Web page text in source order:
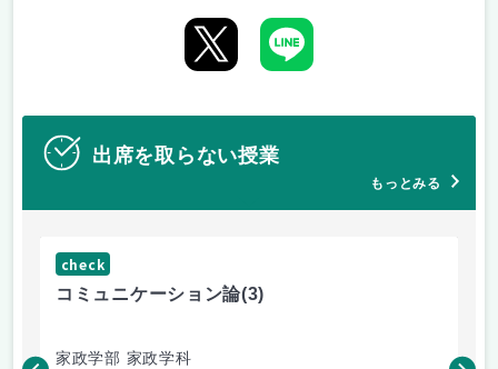
出席を取らない授業
もっとみる
check
コミュニケーション論(3)
家政学部 家政学科